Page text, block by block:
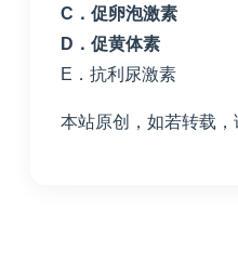
C ．促卵泡激素
D ．促黄体素
E ．抗利尿激素
本站原创，如若转载，